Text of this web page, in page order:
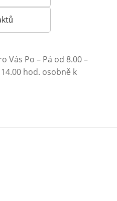
Vás Po – Pá od 8.00 –
hod. osobně k